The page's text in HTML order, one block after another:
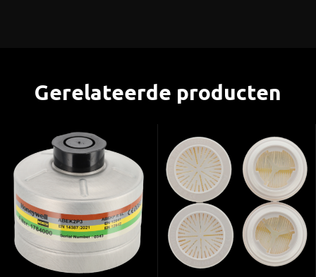
Gerelateerde producten